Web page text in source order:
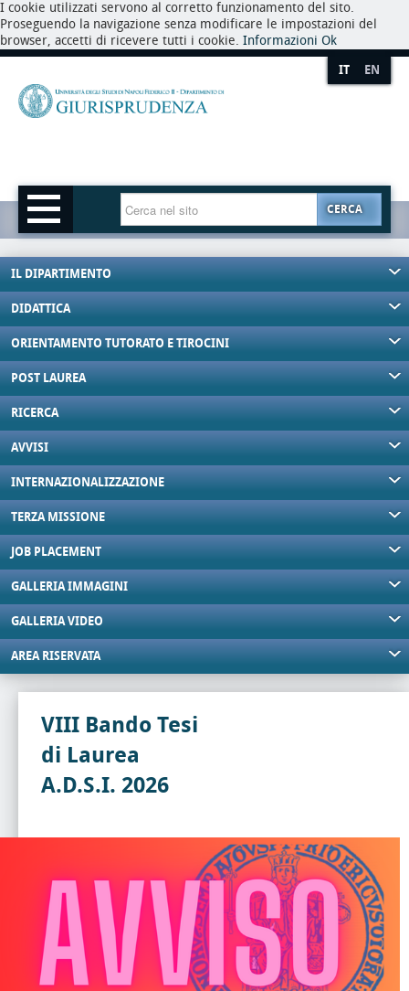
I cookie utilizzati servono al corretto funzionamento del sito.
Proseguendo la navigazione senza modificare le impostazioni del
browser, accetti di ricevere tutti i cookie. Informazioni Ok
IT EN
CERCA
IL DIPARTIMENTO
DIDATTICA
ORIENTAMENTO TUTORATO E TIROCINI
POST LAUREA
RICERCA
AVVISI
INTERNAZIONALIZZAZIONE
TERZA MISSIONE
JOB PLACEMENT
GALLERIA IMMAGINI
GALLERIA VIDEO
AREA RISERVATA
VIII Bando Tesi
di Laurea
A.D.S.I. 2026